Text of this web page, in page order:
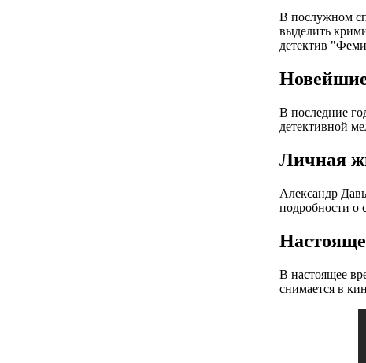
В послужном
выделить
детектив
В последние
детективной
Личная
Александр
подробности о
В настоящее
снимается в